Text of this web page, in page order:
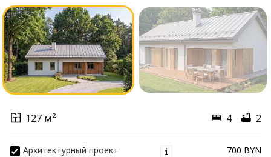
127 м² 4 2
Архитектурный проект
700 BYN